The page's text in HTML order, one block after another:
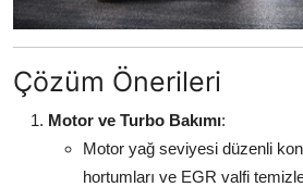
Çözüm Önerileri
Motor ve Turbo Bakımı:
Motor yağ seviyesi düzenli
hortumları ve EGR valfi